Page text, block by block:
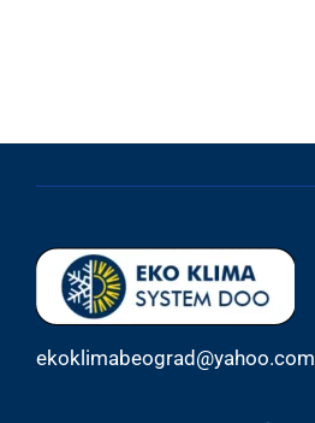
ekoklimabeograd@yahoo.com